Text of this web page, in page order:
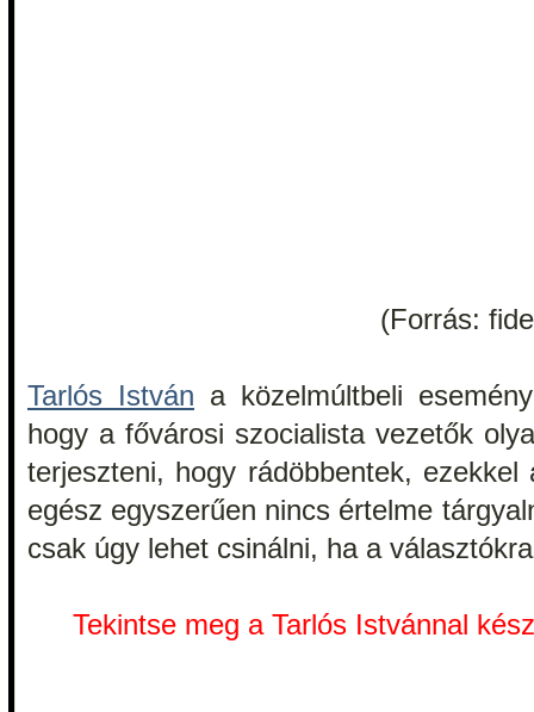
(Forrás:
Tarlós István a közelmúltbeli
hogy a fővárosi szocialista vezetők
terjeszteni, hogy rádöbbentek,
egész egyszerűen nincs értelme
csak úgy lehet csinálni, ha a
Tekintse meg a Tarlós Istvánnal